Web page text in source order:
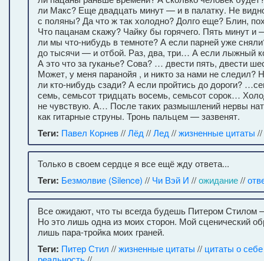
ли Макс? Еще двадцать минут — и в палатку. Не
с поляны? Да что ж так холодно? Долго еще? Блин,
Что пацанам скажу? Чайку бы горячего. Пять минут
ли мы что-нибудь в темноте? А если парней уже
до тысячи — и отбой. Раз, два, три… А если лыжный
А это что за гуканье? Сова? … двести пять, двести
Может, у меня паранойя , и никто за нами не следил?
ли кто-нибудь сзади? А если пройтись до дороги?
семь, семьсот тридцать восемь, семьсот сорок…
не чувствую. А… После таких размышлений нервы
как гитарные струны. Тронь пальцем — зазвенят.
Теги: Павел Корнев//Лёд //Лед //жизненные цитаты //
Только в своем сердце я все ещё жду ответа...
Теги: Безмолвие (Silence) // Чи Вэй И //ожидание//
Все ожидают, что ты всегда будешь Питером Стилом
Но это лишь одна из моих сторон. Мой сценический
лишь пара-тройка моих граней.
Теги: Питер Стил //жизненные цитаты // цитаты о себе